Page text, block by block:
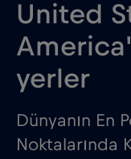
United
yerler
Dünyanın En
Noktalarında